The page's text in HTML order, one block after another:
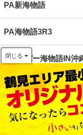
PA新海物語
PA海物語3R3
Pスーパー海物語IN沖
P大海物語4スペシャ
PA海物語 極JAPAN
閉じる